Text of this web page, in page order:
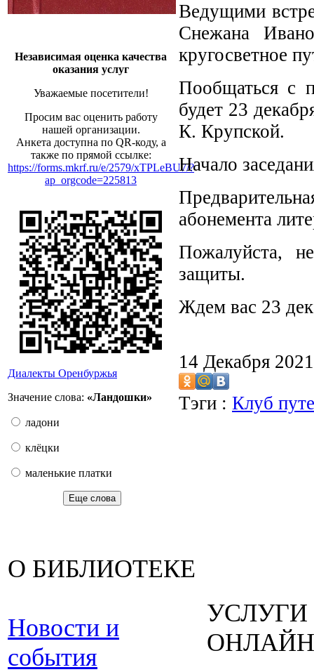
Независимая оценка качества
оказания услуг
Уважаемые посетители!
Просим вас оценить работу
нашей организации.
Анкета доступна по QR-коду, а
также по прямой ссылке:
https://forms.mkrf.ru/e/2579/xTPLeBU7/?
ap_orgcode=225813
Диалекты Оренбуржья
Значение слова: «Ландошки»
ладони
клёцки
маленькие платки
Еще слова
Ведущими
Снежана
кругосветное
Пообщаться с
будет 23
К. Крупской.
Начало
абонемента
Пожалуйста,
защиты.
Ждем вас 23
14 Декабря
Тэги : Клуб
О БИБЛИОТЕКЕ
Новости и
события
УСЛУГИ
ОНЛАЙН